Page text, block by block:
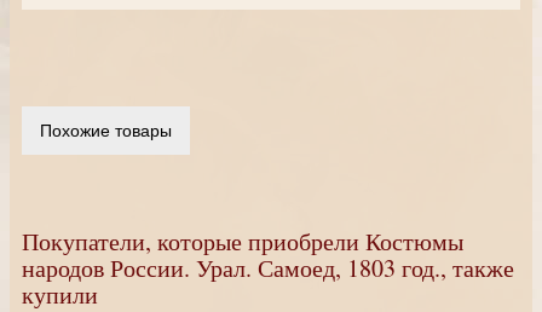
Похожие товары
Покупатели, которые приобрели Костюмы
народов России. Урал. Самоед, 1803 год., также
купили